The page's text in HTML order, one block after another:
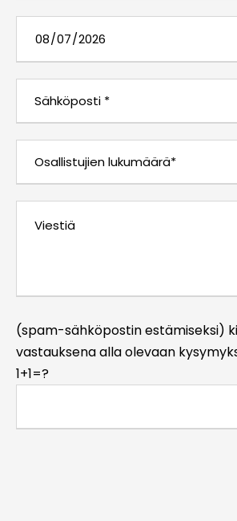
(spam-sähköpostin estämiseksi)
vastauksena alla olevaan
1+1=?